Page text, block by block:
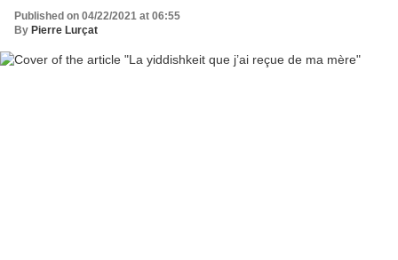
Published on 04/22/2021 at 06:55
By Pierre Lurçat